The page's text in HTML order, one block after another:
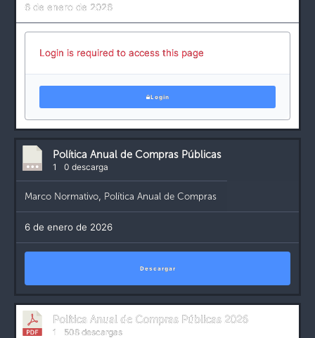
6 de enero de 2026
Login is required to access this page
Login
Política Anual de Compras Públicas
1 0 descarga
Marco Normativo, Política Anual de Compras
6 de enero de 2026
Descargar
Política Anual de Compras Públicas 2026
1 508 descargas